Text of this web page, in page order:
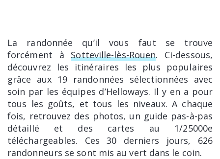
La randonnée qu’il vous faut se trouve
forcément àSotteville-lès-Rouen. Ci-dessous,
découvrez les itinéraires les plus populaires
grâce aux 19 randonnées sélectionnées avec
soin par les équipes d’Helloways. Il y en a pour
tous les goûts, et tous les niveaux. A chaque
fois, retrouvez des photos, un guide pas-à-pas
détaillé et des cartes au 1/25000e
téléchargeables. Ces 30 derniers jours, 626
randonneurs se sont mis au vert dans le coin.